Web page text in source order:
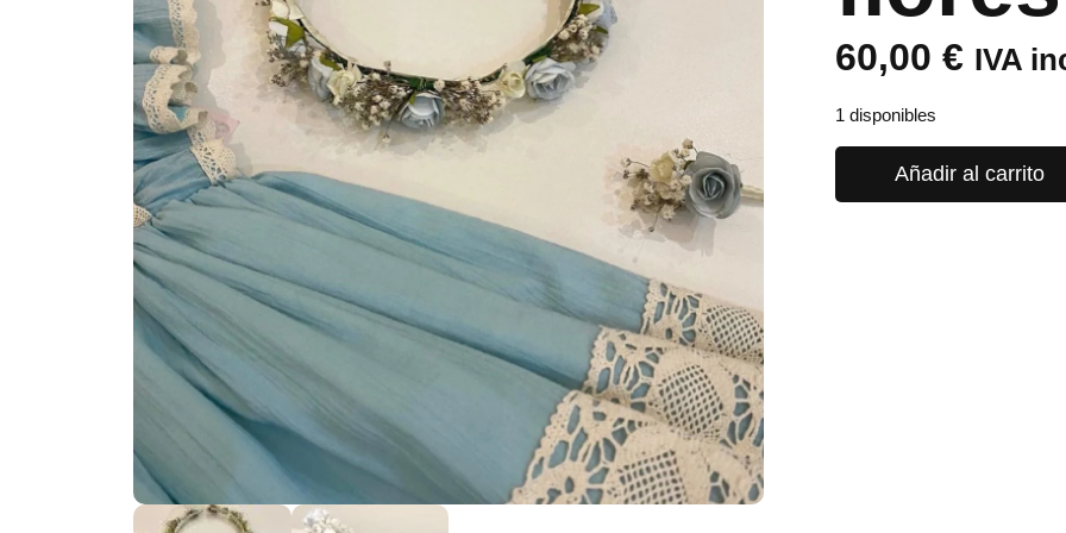
60,00€ IVA
1 disponibles
Añadir al carrito